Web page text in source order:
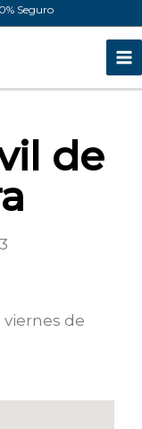
Seguro
de
viernes de